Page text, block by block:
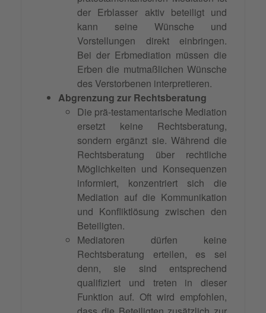
der Erblasser aktiv beteiligt und
kann seine Wünsche und
Vorstellungen direkt einbringen.
Bei der Erbmediation müssen die
Erben die mutmaßlichen Wünsche
des Verstorbenen interpretieren.
Abgrenzung zur Rechtsberatung
Die prä-testamentarische Mediation
ersetzt keine Rechtsberatung,
sondern ergänzt sie. Während die
Rechtsberatung über rechtliche
Möglichkeiten und Konsequenzen
informiert, konzentriert sich die
Mediation auf die Kommunikation
und Konfliktlösung zwischen den
Beteiligten.
Mediatoren dürfen keine
Rechtsberatung erteilen, es sei
denn, sie sind entsprechend
qualifiziert und treten in dieser
Funktion auf. Oft wird empfohlen,